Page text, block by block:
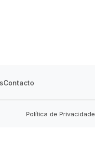
Contacto
Política de Privacidade